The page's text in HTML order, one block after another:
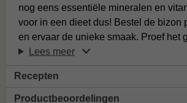
nog eens essentiële mineralen en
voor in een dieet dus! Bestel de bizon
en ervaar de unieke smaak. Proef het
Lees meer
Recepten
Productbeoordelingen